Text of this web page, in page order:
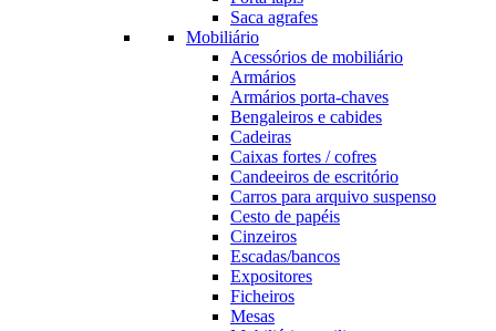
Saca agrafes
Mobiliário
Acessórios de mobiliário
Armários
Armários porta-chaves
Bengaleiros e cabides
Cadeiras
Caixas fortes / cofres
Candeeiros de escritório
Carros para arquivo suspenso
Cesto de papéis
Cinzeiros
Escadas/bancos
Expositores
Ficheiros
Mesas